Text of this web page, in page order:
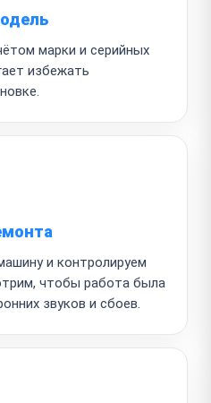
марки и серийных
избежать
и контролируем
чтобы работа была
звуков и сбоев.